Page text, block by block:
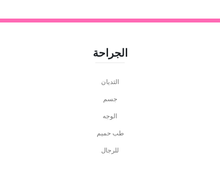
الجراحة
الثديان
جسم
الوجه
طب حميم
للرجال